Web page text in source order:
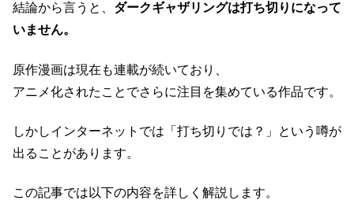
結論から言うと、 ダークギャザリングは打ち切りになって
いません。
原作漫画は現在も連載が続いており、
アニメ化されたことでさらに注目を集めている作品です。
しかしインターネットでは「打ち切りでは？」という噂が
出ることがあります。
この記事では以下の内容を詳しく解説します。